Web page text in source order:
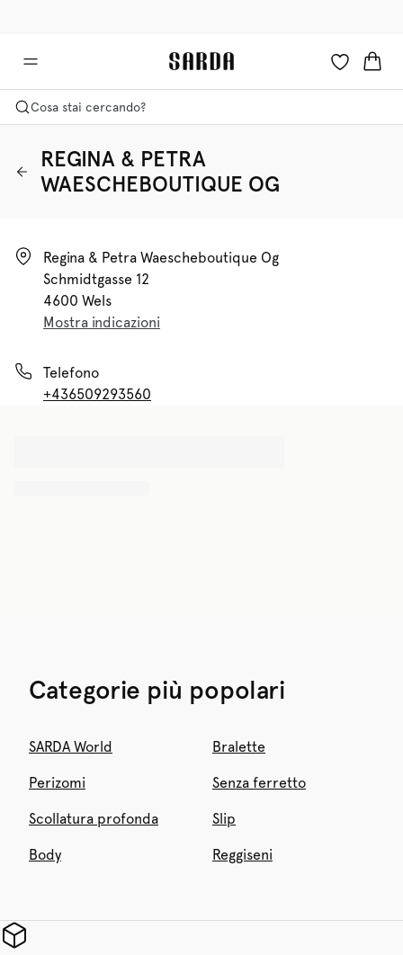
Cosa stai cercando?
REGINA & PETRA
WAESCHEBOUTIQUE OG
Regina & Petra Waescheboutique Og
Schmidtgasse 12
4600 Wels
Mostra indicazioni
Telefono
+436509293560
Categorie più popolari
SARDA World Bralette
Perizomi Senza ferretto
Scollatura profonda Slip
Body Reggiseni